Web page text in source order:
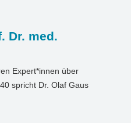
Dr. med.
Expert*innen über
spricht Dr. Olaf Gaus